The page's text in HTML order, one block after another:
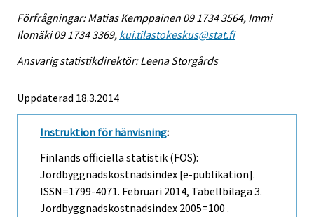
Förfrågningar: Matias Kemppainen 09 1734 3564, Immi
Ilomäki 09 1734 3369, kui.tilastokeskus@stat.fi
Ansvarig statistikdirektör: Leena Storgårds
Uppdaterad 18.3.2014
Instruktion för hänvisning:
Finlands officiella statistik (FOS):
Jordbyggnadskostnadsindex [e-publikation].
ISSN=1799-4071. Februari 2014, Tabellbilaga 3.
Jordbyggnadskostnadsindex 2005=100 .